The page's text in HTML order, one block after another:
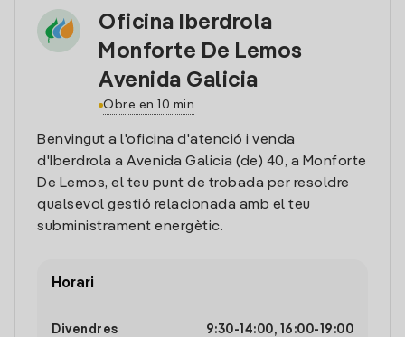
Oficina Iberdrola
Monforte De Lemos
Avenida Galicia
Obre en 10 min
Benvingut a l'oficina d'atenció i venda
d'Iberdrola a Avenida Galicia (de) 40, a Monforte
De Lemos, el teu punt de trobada per resoldre
qualsevol gestió relacionada amb el teu
subministrament energètic.
Horari
Divendres 9:30- 14:00, 16:00- 19:00